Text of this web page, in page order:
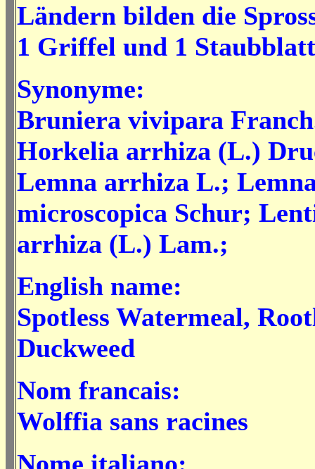
Ländern bilden die
1 Griffel und 1
Synonyme:
Bruniera vivipara
Horkelia arrhiza (L.)
Lemna arrhiza L.;
microscopica Schur;
arrhiza (L.) Lam.;
English name:
Spotless Watermeal,
Duckweed
Nom francais:
Wolffia sans racines